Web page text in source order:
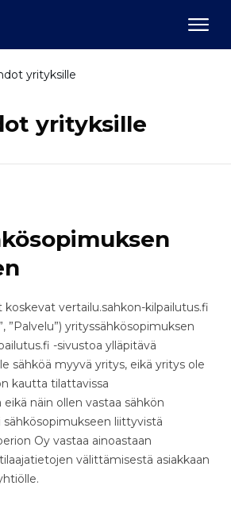
yrityksille
yrityksille
vertailu.sahkon-kilpailutus.fi
”Palvelu”) yrityssähkösopimuksen
-sivustoa ylläpitävä
sähköä myyvä yritys, eikä yritys ole
kautta tilattavissa
eikä näin ollen vastaa sähkön
liittyvistä
Oy vastaa ainoastaan
välittämisestä asiakkaan